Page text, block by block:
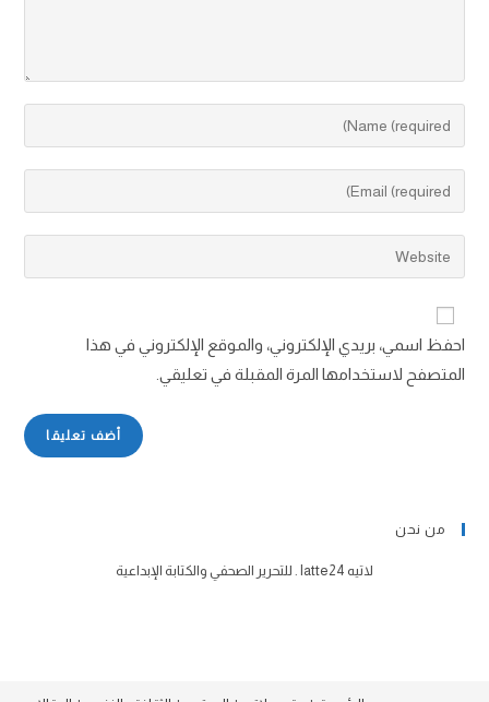
احفظ اسمي، بريدي الإلكتروني، والموقع الإلكتروني في هذا
المتصفح لاستخدامها المرة المقبلة في تعليقي.
من نحن
لاتيه latte24 . للتحرير الصحفي والكتابة الإبداعية